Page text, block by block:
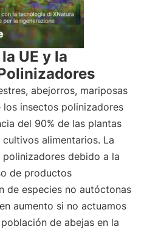
UE y la
abejorros, mariposas
insectos polinizadores
del 90% de las plantas
alimentarios. La
debido a la
de productos
de especies no autóctonas
aumento si no actuamos
de abejas en la